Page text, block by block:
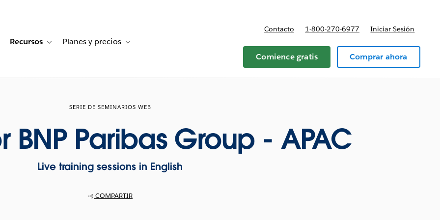
Historias de clientes
sub-navigation for Soluciones
Recursos Toggle sub-navigation for Recursos
Planes y precios Toggle sub-navigation for Planes y precios
Contacto 1-800-270-6977 Iniciar Sesión
Comience gratis Comprar ahora
SERIE DE SEMINARIOS WEB
BNP Paribas Group - APAC
Live training sessions in English
COMPARTIR